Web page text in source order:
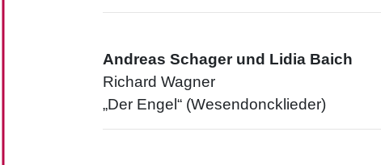
Andreas Schager und Lidia Baich
Richard Wagner
„Der Engel“ (Wesendoncklieder)